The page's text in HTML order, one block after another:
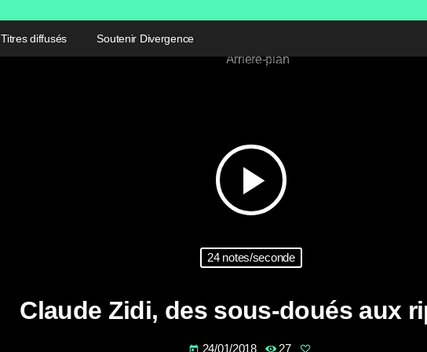
Titres diffusés Soutenir Divergence
play_arrow
24 notes/seconde
Claude Zidi, des sous-doués aux
today 24/01/2018 27